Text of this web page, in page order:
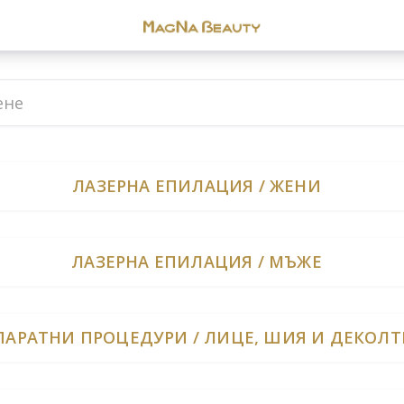
ЛАЗЕРНА ЕПИЛАЦИЯ / ЖЕНИ
ЛАЗЕРНА ЕПИЛАЦИЯ / МЪЖЕ
ПРОЦЕДУРИ / ЛИЦЕ, ШИЯ И